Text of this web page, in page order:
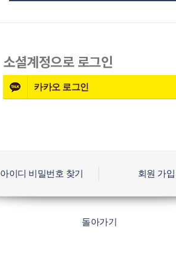
소셜계정으로 로그인
카카오 로그인
아이디 비밀번호 찾기 회원 가입
돌아가기